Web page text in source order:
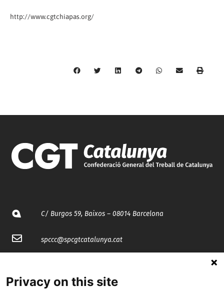
http://www.cgtchiapas.org/
C/ Burgos 59, Baixos – 08014 Barcelona
spccc@spcgtcatalunya.cat
Privacy on this site